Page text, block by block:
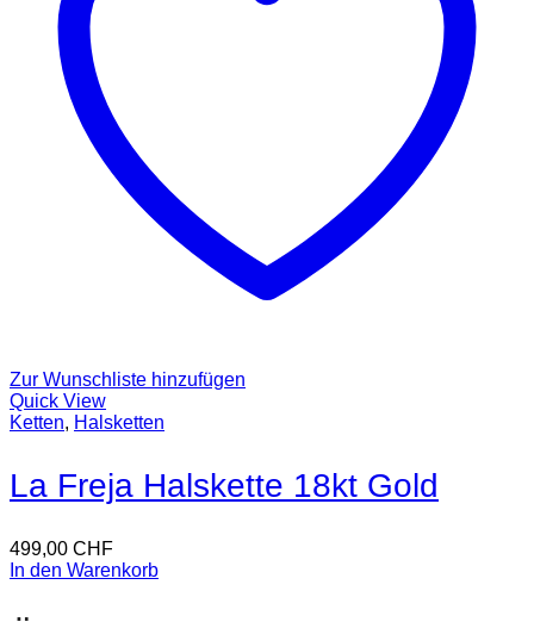
Zur Wunschliste hinzufügen
Quick View
Ketten, Halsketten
La Freja Halskette 18kt Gold
499,00 CHF
In den Warenkorb